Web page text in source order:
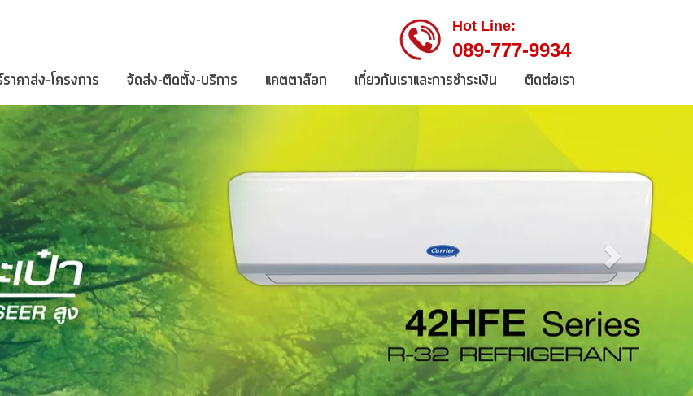
าคาส่ง-โครงการ จัดส่ง-ติดตั้ง-บริการ แคตตาล๊อก เกี่ยวกับเราและการชำระเงิน ติดต่อเรา
Hot Line:
089-777-9934